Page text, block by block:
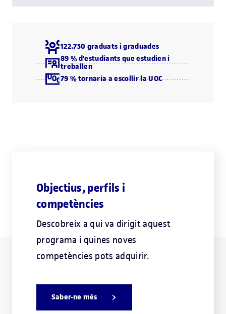
122.750 graduats i graduades
89 % d'estudiants que estudien i
treballen
79 % tornaria a escollir la UOC
Objectius, perfils i
competències
Descobreix a qui va dirigit aquest
programa i quines noves
competències pots adquirir.
Saber-ne més